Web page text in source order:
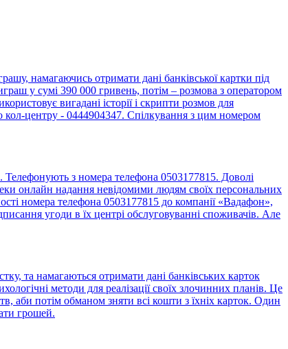
намагаючись отримати дані банківської картки під
у сумі 390 000 гривень, потім – розмова з оператором
вигадані історії і скрипти розмов для
кол-центру - 0444904347. Спілкування з цим номером
з номера телефона 0503177815. Доволі
онлайн надання невідомими людям своїх персональних
номера телефона 0503177815 до компанії «Вадафон»,
угоди в їх центрі обслуговуванні споживачів. Але
та намагаються отримати дані банківських карток
методи для реалізації своїх злочинних планів. Це
аби потім обманом зняти всі кошти з їхніх карток. Один
грошей.